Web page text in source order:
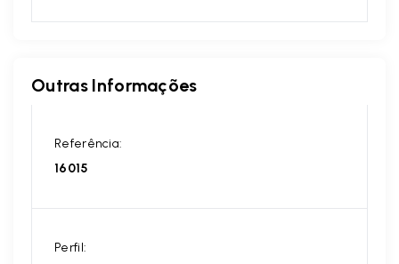
Outras Informações
Referência:
16015
Perfil: